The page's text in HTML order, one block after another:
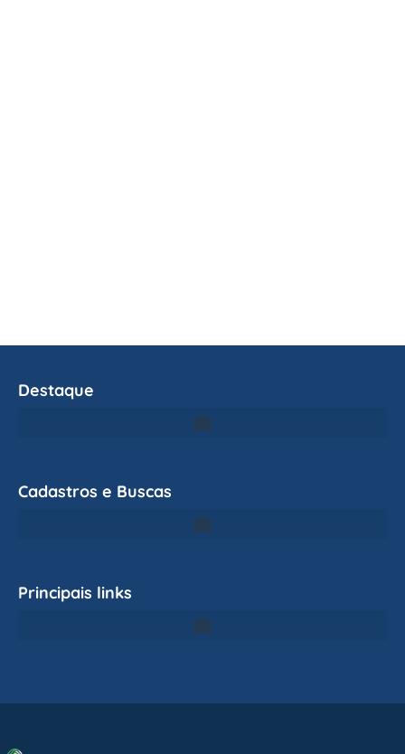
Destaque
Cadastros e Buscas
Principais links